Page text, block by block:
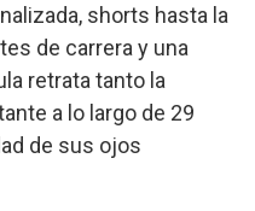
shorts hasta la
de carrera y una
retrata tanto la
a lo largo de 29
de sus ojos